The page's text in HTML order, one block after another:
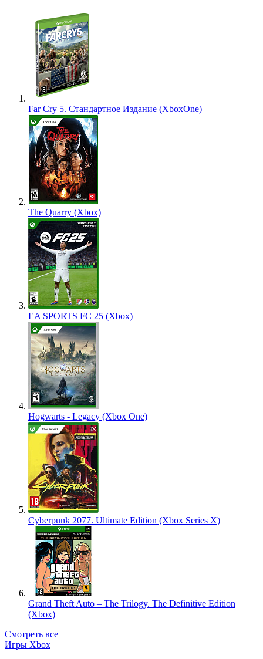
Far Cry 5. Стандартное Издание (XboxOne)
The Quarry (Xbox)
EA SPORTS FC 25 (Xbox)
Hogwarts - Legacy (Xbox One)
Cyberpunk 2077. Ultimate Edition (Xbox Series X)
Grand Theft Auto – The Trilogy. The Definitive Edition
(Xbox)
Смотреть все
Игры Xbox